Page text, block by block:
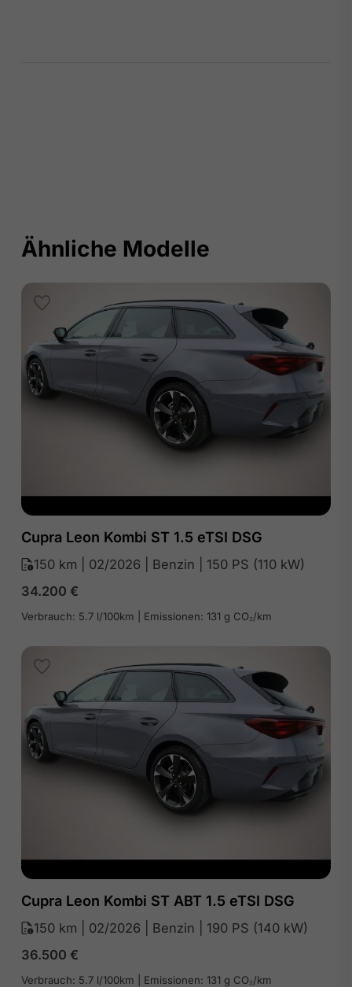
Ähnliche Modelle
Cupra Leon Kombi ST 1.5 eTSI DSG
150 km | 02/2026 | Benzin | 150 PS (110 kW)
34.200 €
Verbrauch: 5.7 l/100km | Emissionen: 131 g CO₂/km
Cupra Leon Kombi ST ABT 1.5 eTSI DSG
150 km | 02/2026 | Benzin | 190 PS (140 kW)
36.500 €
Verbrauch: 5.7 l/100km | Emissionen: 131 g CO₂/km